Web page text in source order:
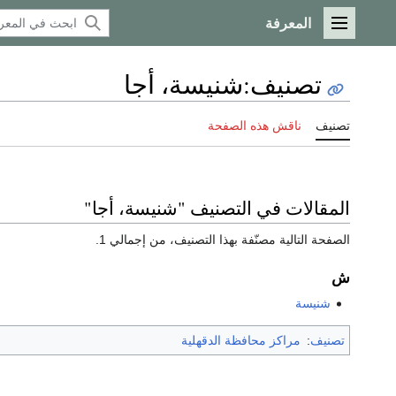
القائمة الرئيسية
المعرفة
تصنيف:شنيسة، أجا
تصنيف ناقش هذه الصفحة
المقالات في التصنيف "شنيسة، أجا"
الصفحة التالية مصنّفة بهذا التصنيف، من إجمالي 1.
ش
شنيسة
تصنيف: مراكز محافظة الدقهلية